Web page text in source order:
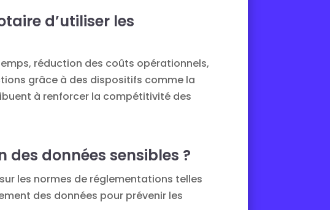
d’utiliser les
réduction des coûts opérationnels,
grâce à des dispositifs comme la
à renforcer la compétitivité des
données sensibles ?
les normes de réglementations telles
des données pour prévenir les